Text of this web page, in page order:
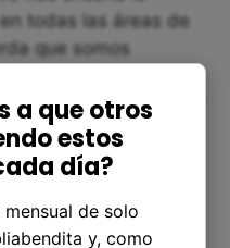
todas las áreas de
que somos
purificación y
el proceso puede ser
valen la pena, ya
manera más
a que otros
estos
día?
de solo
y, como